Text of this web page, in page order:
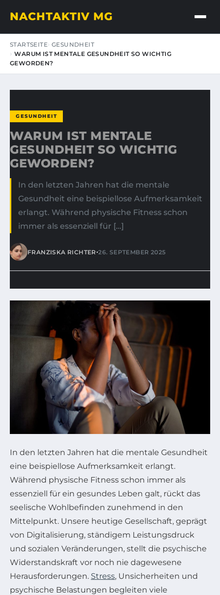
NACHTAKTIV MG
STARTSEITE GESUNDHEIT
WARUM IST MENTALE GESUNDHEIT SO WICHTIG
GEWORDEN?
GESUNDHEIT
WARUM IST MENTALE
GESUNDHEIT SO WICHTIG
GEWORDEN?
In den letzten Jahren hat die mentale
Gesundheit eine beispiellose Aufmerksamkeit
erlangt. Während physische Fitness schon
immer als essenziell für […]
FRANZISKA RICHTER•26. SEPTEMBER 2025
In den letzten Jahren hat die mentale Gesundheit
eine beispiellose Aufmerksamkeit erlangt.
Während physische Fitness schon immer als
essenziell für ein gesundes Leben galt, rückt das
seelische Wohlbefinden zunehmend in den
Mittelpunkt. Unsere heutige Gesellschaft, geprägt
von Digitalisierung, ständigem Leistungsdruck
und sozialen Veränderungen, stellt die psychische
Widerstandskraft vor noch nie dagewesene
Herausforderungen. Stress, Unsicherheiten und
psychische Belastungen begleiten viele